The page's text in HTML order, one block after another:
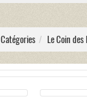
Catégories Le Coin